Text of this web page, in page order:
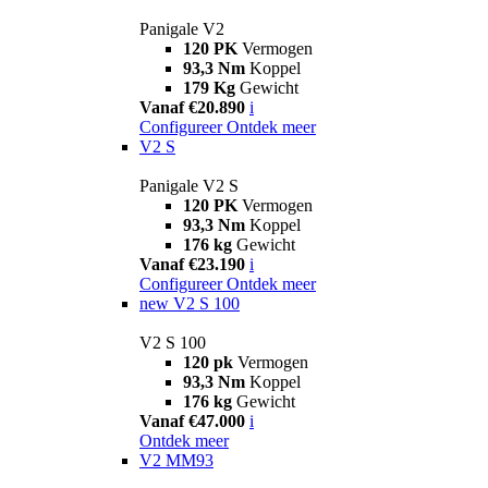
Panigale V2
120 PK Vermogen
93,3 Nm Koppel
179 Kg Gewicht
Vanaf €20.890 i
Configureer Ontdek meer
V2 S
Panigale V2 S
120 PK Vermogen
93,3 Nm Koppel
176 kg Gewicht
Vanaf €23.190 i
Configureer Ontdek meer
new V2 S 100
V2 S 100
120 pk Vermogen
93,3 Nm Koppel
176 kg Gewicht
Vanaf €47.000 i
Ontdek meer
V2 MM93